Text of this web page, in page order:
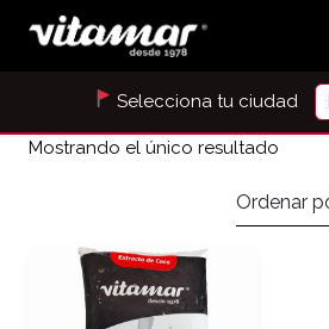
Selecciona tu ciudad
Mostrando el único resultado